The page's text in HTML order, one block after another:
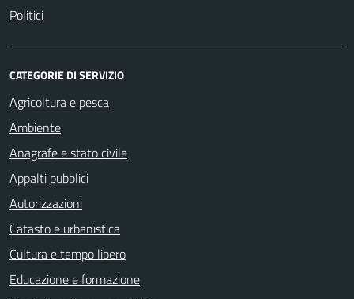
Politici
CATEGORIE DI SERVIZIO
Agricoltura e pesca
Ambiente
Anagrafe e stato civile
Appalti pubblici
Autorizzazioni
Catasto e urbanistica
Cultura e tempo libero
Educazione e formazione